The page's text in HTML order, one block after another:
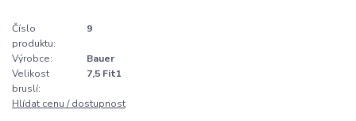
Číslo
produktu:
9
Výrobce:
Bauer
Velikost
bruslí:
7,5 Fit1
Hlídat cenu / dostupnost